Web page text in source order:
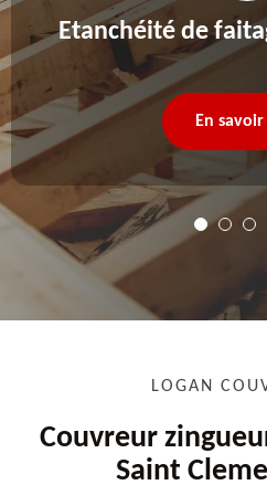
Etanchéité de
En
LOGAN
Couvreur
Saint